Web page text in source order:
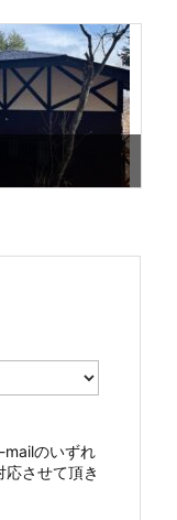
mailのいずれ
させて頂き